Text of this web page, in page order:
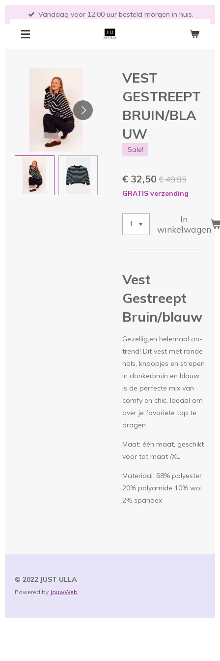
direct
Vandaag voor 12:00 uur besteld morgen in huis.
VEST
GESTREEPT
BRUIN/BLA
UW
Sale!
€ 32,50 € 49,95
GRATIS verzending
In
winkelwagen
Vest
Gestreept
Bruin/blauw
Gezellig,en helemaal on-
trend! Dit vest met ronde
hals, knoopjes en strepen
in donkerbruin en blauw
is de perfecte mix van
comfy en chic. Ideaal om
over je favoriete top te
dragen
Maat: één maat, geschikt
voor tot maat /XL
Materiaal: 68% polyester
20% polyamide 10% wol
2% spandex
© 2022 JUST ULLA
Powered by JouwWeb